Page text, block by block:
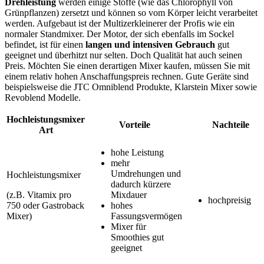
Grünpflanzen) zersetzt und können so vom Körper leicht verarbeitet
werden. Aufgebaut ist der Multizerkleinerer der Profis wie ein
normaler Standmixer. Der Motor, der sich ebenfalls im Sockel
befindet, ist für einen langen und intensiven Gebrauch gut
geeignet und überhitzt nur selten. Doch Qualität hat auch seinen
Preis. Möchten Sie einen derartigen Mixer kaufen, müssen Sie mit
einem relativ hohen Anschaffungspreis rechnen. Gute Geräte sind
beispielsweise die JTC Omniblend Produkte, Klarstein Mixer sowie
Revoblend Modelle.
Hochleistungsmixer
Art
Vorteile Nachteile
Hochleistungsmixer
(z.B. Vitamix pro
750 oder Gastroback
Mixer)
hohe Leistung
mehr
Umdrehungen und
dadurch kürzere
Mixdauer
hohes
Fassungsvermögen
Mixer für
Smoothies gut
geeignet
hochpreisig